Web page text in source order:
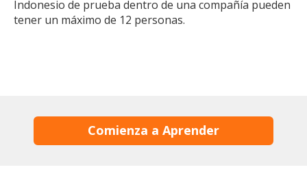
Indonesio de prueba dentro de una compañía pueden
tener un máximo de 12 personas.
Comienza a Aprender